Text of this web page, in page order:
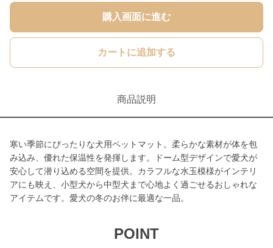
購入画面に進む
カートに追加する
商品説明
寒い季節にぴったりな犬用ペットマット。柔らかな素材が体を包
み込み、優れた保温性を発揮します。ドーム型デザインで愛犬が
安心して潜り込める空間を提供。カラフルな水玉模様がインテリ
アにも映え、小型犬から中型犬まで心地よく過ごせるおしゃれな
アイテムです。愛犬の冬のお伴に最適な一品。
POINT